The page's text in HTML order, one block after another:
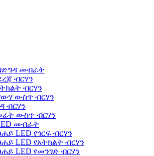
መብራት
ብርሃን
ብርሃን
ውስጥ ብርሃን
ብርሃን
ውስጥ ብርሃን
መብራት
LED የጎርፍ ብርሃን
LED የአትክልት ብርሃን
LED የመንገድ ብርሃን